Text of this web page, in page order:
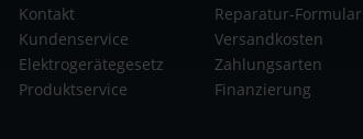
Kontakt
Kundenservice
Elektrogerätegesetz
Produktservice
Reparatur-Formular
Versandkosten
Zahlungsarten
Finanzierung